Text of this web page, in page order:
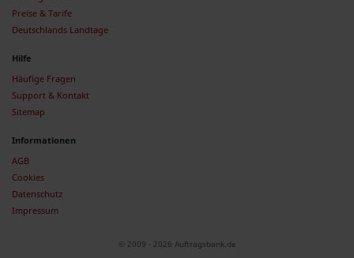
Preise & Tarife
Deutschlands Landtage
Hilfe
Häufige Fragen
Support & Kontakt
Sitemap
Informationen
AGB
Cookies
Datenschutz
Impressum
© 2009 - 2026 Auftragsbank.de